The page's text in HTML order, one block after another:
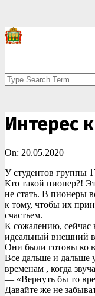
Search
Интерес
On: 20.05.2020
У студентов группы
Кто такой пионер?!
не стать. В пионеры
к тому, чтобы их
счастьем.
К сожалению, сейчас
идеальный внешний
Они были готовы ко
Все дальше и дальше
временам , когда
— «Вернуть бы то
Давайте же не